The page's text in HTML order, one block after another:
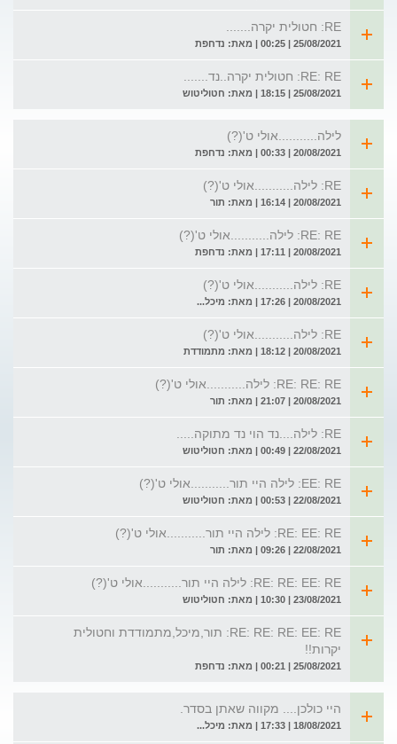
RE: חטולית יקרה.......
25/08/2021 | 00:25 | מאת: נדחפת
RE: RE: חטולית יקרה..נד.......
25/08/2021 | 18:15 | מאת: חטוליטוש
לילה...........אולי ט'(?)
20/08/2021 | 00:33 | מאת: נדחפת
RE: לילה...........אולי ט'(?)
20/08/2021 | 16:14 | מאת: תור
RE: RE: לילה...........אולי ט'(?)
20/08/2021 | 17:11 | מאת: נדחפת
RE: לילה...........אולי ט'(?)
20/08/2021 | 17:26 | מאת: מיכל...
RE: לילה...........אולי ט'(?)
20/08/2021 | 18:12 | מאת: מתמודדת
RE: RE: RE: לילה...........אולי ט'(?)
20/08/2021 | 21:07 | מאת: תור
RE: לילה....נד הוי נד מתוקה.....
22/08/2021 | 00:49 | מאת: חטוליטוש
EE: RE: לילה היי תור...........אולי ט'(?)
22/08/2021 | 00:53 | מאת: חטוליטוש
RE: EE: RE: לילה היי תור...........אולי ט'(?)
22/08/2021 | 09:26 | מאת: תור
RE: RE: EE: RE: לילה היי תור...........אולי ט'(?)
23/08/2021 | 10:30 | מאת: חטוליטוש
RE: RE: RE: EE: RE: תור,מיכל,מתמודדת וחטולית
יקרות!!
25/08/2021 | 00:21 | מאת: נדחפת
היי כולכן.... מקווה שאתן בסדר.
18/08/2021 | 17:33 | מאת: מיכל...